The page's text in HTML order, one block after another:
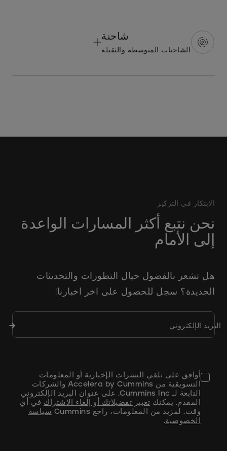
شاحنة
الشاحنات المتوسطة والثقيلة
الابتكار في التركيز
نحن نتبع أكثر المسارات الواعدة
إلى الأمام
هل تشعر بالفضول حيال التطورات والتحديثات
الجديدة؟ سجل للحصول على اخر اخبارنا!
البريد الإلكتروني
أوافق على تلقي النشرات الإخبارية أو المعلومات
التسويقية من Accelera by Cummins والشركات
التابعة لـ Cummins Inc. على عنوان البريد الإلكتروني
المقدم. يمكنك تغيير تفضيلاتك أو إلغاء الاشتراك في أي
وقت. لمزيد من المعلومات، راجع Cummins
سياسة
الخصوصية.